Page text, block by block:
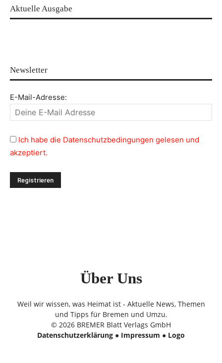
Aktuelle Ausgabe
Newsletter
E-Mail-Adresse:
Ich habe die Datenschutzbedingungen gelesen und
akzeptiert.
Über Uns
Weil wir wissen, was Heimat ist - Aktuelle News, Themen
und Tipps für Bremen und Umzu.
© 2026 BREMER Blatt Verlags GmbH
Datenschutzerklärung ● Impressum ● Logo